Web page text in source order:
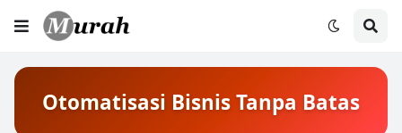
Otomatisasi Bisnis Tanpa Batas